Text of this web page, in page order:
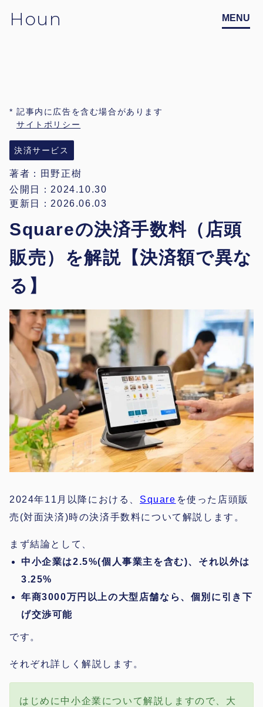
Houn
記事内に広告を含む場合があります
サイトポリシー
決済サービス
著者：
田野正樹
公開日：2024.10.30
更新日：2026.06.03
Squareの決済手数料（店頭
販売）を解説【決済額で異な
る】
2024年11月以降における、 Square を使った店頭販
売(対面決済)時の決済手数料について解説します。
まず結論として、
中小企業は2.5%(個人事業主を含む)、それ以外は
3.25%
年商3000万円以上の大型店舗なら、個別に引き下
げ交渉可能
です。
それぞれ詳しく解説します。
はじめに中小企業について解説しますので、大